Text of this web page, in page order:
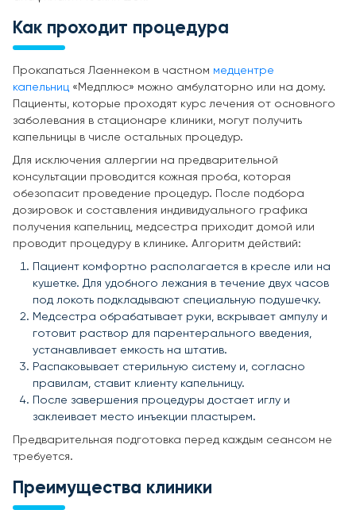
Как проходит процедура
Прокапаться Лаеннеком в частном медцентре
капельниц «Медплюс» можно амбулаторно или на дому.
Пациенты, которые проходят курс лечения от основного
заболевания в стационаре клиники, могут получить
капельницы в числе остальных процедур.
Для исключения аллергии на предварительной
консультации проводится кожная проба, которая
обезопасит проведение процедур. После подбора
дозировок и составления индивидуального графика
получения капельниц, медсестра приходит домой или
проводит процедуру в клинике. Алгоритм действий:
Пациент комфортно располагается в кресле или на
кушетке. Для удобного лежания в течение двух часов
под локоть подкладывают специальную подушечку.
Медсестра обрабатывает руки, вскрывает ампулу и
готовит раствор для парентерального введения,
устанавливает емкость на штатив.
Распаковывает стерильную систему и, согласно
правилам, ставит клиенту капельницу.
После завершения процедуры достает иглу и
заклеивает место инъекции пластырем.
Предварительная подготовка перед каждым сеансом не
требуется.
Преимущества клиники